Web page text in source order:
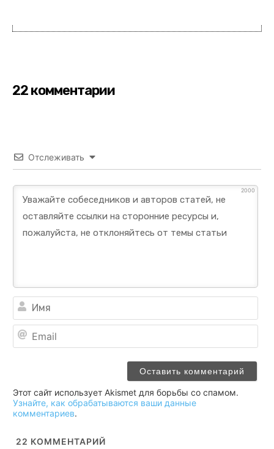
22 комментарии
Отслеживать
2000
Этот сайт использует Akismet для борьбы со спамом.
Узнайте, как обрабатываются ваши данные
комментариев.
22 КОММЕНТАРИЙ